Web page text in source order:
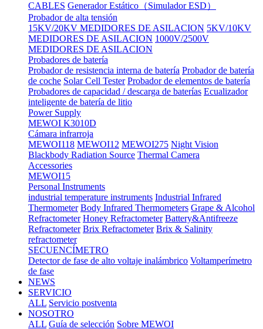
CABLES Generador Estático（Simulador ESD）
Probador de alta tensión
15KV/20KV MEDIDORES DE ASILACION 5KV/10KV
MEDIDORES DE ASILACION 1000V/2500V
MEDIDORES DE ASILACION
Probadores de batería
Probador de resistencia interna de batería Probador de batería
de coche Solar Cell Tester Probador de elementos de batería
Probadores de capacidad / descarga de baterías Ecualizador
inteligente de batería de litio
Power Supply
MEWOI K3010D
Cámara infrarroja
MEWOI118 MEWOI12 MEWOI275 Night Vision
Blackbody Radiation Source Thermal Camera
Accessories
MEWOI15
Personal Instruments
industrial temperature instruments Industrial Infrared
Thermometer Body Infrared Thermometers Grape & Alcohol
Refractometer Honey Refractometer Battery&Antifreeze
Refractometer Brix Refractometer Brix & Salinity
refractometer
SECUENCÍMETRO
Detector de fase de alto voltaje inalámbrico Voltamperímetro
de fase
NEWS
SERVICIO
ALL Servicio postventa
NOSOTRO
ALL Guía de selección Sobre MEWOI